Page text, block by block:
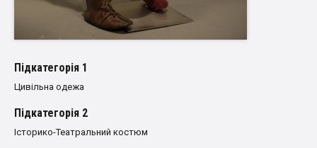
Пiдкатегорiя 1
Цивільна одежа
Пiдкатегорiя 2
Історико-Театральний костюм